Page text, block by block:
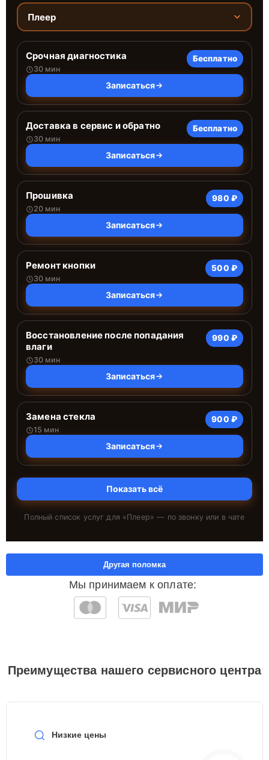
Плеер
Срочная диагностика
30 мин
Бесплатно
Записаться
Доставка в сервис и обратно
30 мин
Бесплатно
Записаться
Прошивка
20 мин
980 ₽
Записаться
Ремонт кнопки
30 мин
500 ₽
Записаться
Восстановление после попадания
влаги
30 мин
990 ₽
Записаться
Замена стекла
15 мин
900 ₽
Записаться
Показать всё
Полный список услуг для «Плеер» — по звонку или в чате
Мы принимаем к оплате:
Другая поломка
Преимущества нашего сервисного центра
Низкие цены